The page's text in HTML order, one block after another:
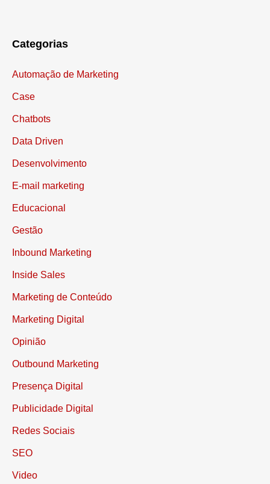
Categorias
Automação de Marketing
Case
Chatbots
Data Driven
Desenvolvimento
E-mail marketing
Educacional
Gestão
Inbound Marketing
Inside Sales
Marketing de Conteúdo
Marketing Digital
Opinião
Outbound Marketing
Presença Digital
Publicidade Digital
Redes Sociais
SEO
Video